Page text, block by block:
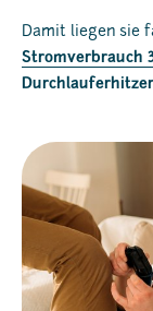
Damit liegen sie
Stromverbrauch
Durchlauferhitzer